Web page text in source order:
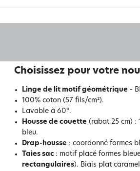
Choisissez pour votre
Linge de lit motif géométrique -
100% coton (57 fils/cm²).
Lavable à 60°.
Housse de couette (rabat 25 cm) :
bleu.
Drap-housse : coordonné formes
Taies sac : motif placé formes
rectangulaires). Biais plat